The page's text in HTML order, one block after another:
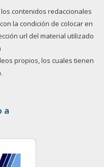
contenidos redaccionales
la condición de colocar en
url del material utilizado
propios, los cuales tienen
a